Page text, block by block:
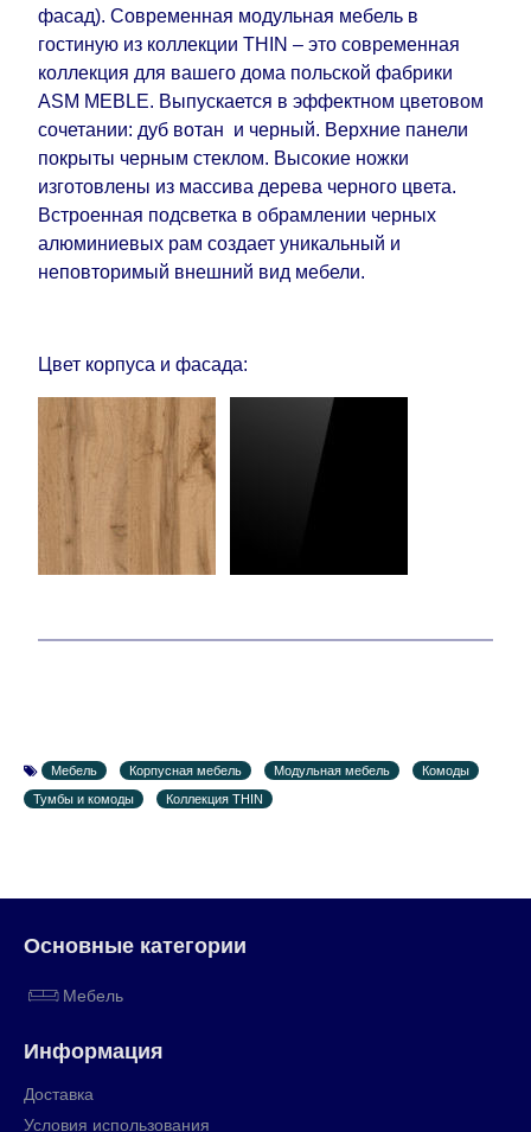
фасад). Современная модульная мебель в
гостиную из коллекции THIN – это современная
коллекция для вашего дома польской фабрики
ASM MEBLE. Выпускается в эффектном цветовом
сочетании: дуб вотан и черный. Верхние панели
покрыты черным стеклом. Высокие ножки
изготовлены из массива дерева черного цвета.
Встроенная подсветка в обрамлении черных
алюминиевых рам создает уникальный и
неповторимый внешний вид мебели.
Цвет корпуса и фасада:
Мебель Корпусная мебель Модульная мебель
Комоды
Тумбы и комоды
Коллекция THIN
Основные категории
Мебель
Информация
Доставка
Условия использования